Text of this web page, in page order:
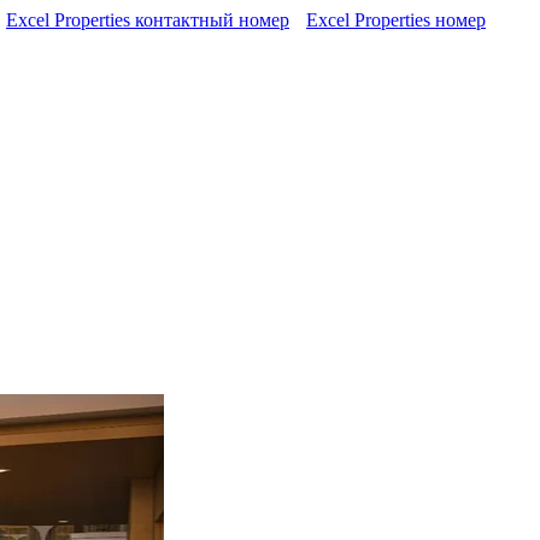
Excel Properties контактный номер Excel Properties номер